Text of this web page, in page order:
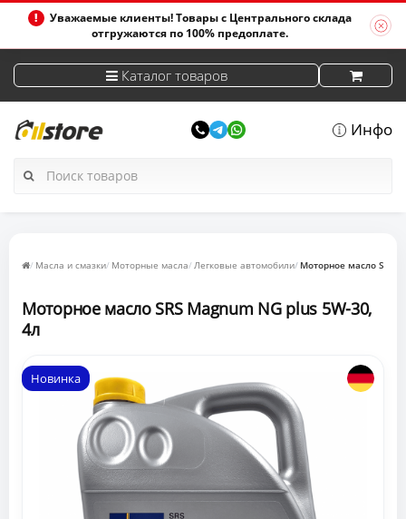
Уважаемые клиенты! Товары с Центрального склада
отгружаются по 100% предоплате.
Каталог товаров
Инфо
Масла и смазки Моторные масла Легковые автомобили Моторное масло SRS
Моторное масло SRS Magnum NG plus 5W-30,
4л
Новинка